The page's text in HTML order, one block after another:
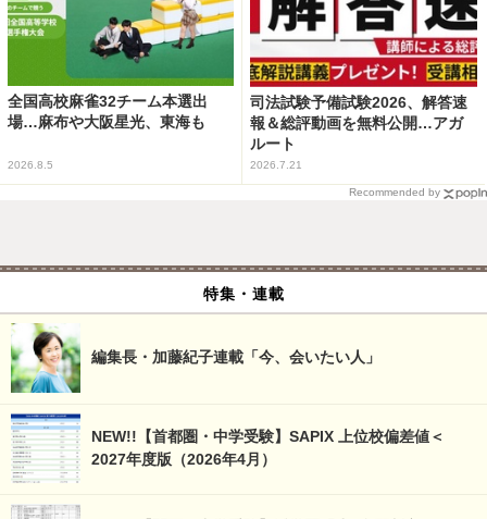
全国高校麻雀32チーム本選出
場…麻布や大阪星光、東海も
2026.8.5
司法試験予備試験2026、解答速
報＆総評動画を無料公開…アガ
ルート
2026.7.21
Recommended by
特集・連載
編集長・加藤紀子連載「今、会いたい人」
NEW!!【首都圏・中学受験】SAPIX 上位校偏差値＜
2027年度版（2026年4月）